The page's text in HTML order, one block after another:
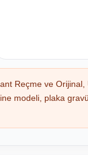
Reçme ve Orijinal,
modeli, plaka